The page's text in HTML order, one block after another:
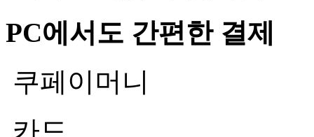
PC에서도 간편한 결제
쿠페이머니
카드